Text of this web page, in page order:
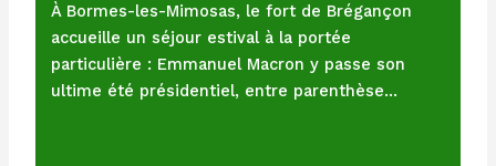
À Bormes-les-Mimosas, le fort de Brégançon
accueille un séjour estival à la portée
particulière : Emmanuel Macron y passe son
ultime été présidentiel, entre parenthèse…